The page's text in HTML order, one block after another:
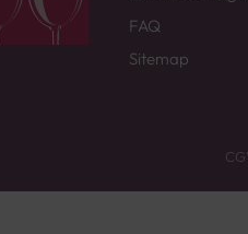
FAQ
Sitemap